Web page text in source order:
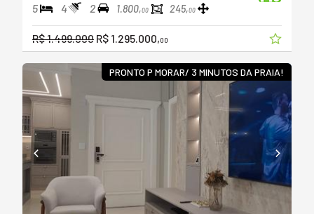
5 4 2 1.800,00 245,00
R$ 1.499.000 R$ 1.295.000,00
PRONTO P MORAR/ 3 MINUTOS DA PRAIA!